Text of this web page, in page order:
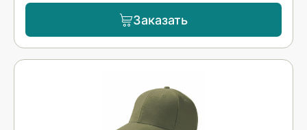
Заказать